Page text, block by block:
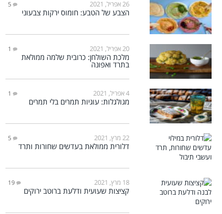
26 אפריל, 2021 5
הצבע של הטבע: חומוס ירקות צבעוני
20 אפריל, 2021 1
מלכת השולחן: כרובית שלמה ממולאת
בתרד ואפונה
4 אפריל, 2021 1
מגולגלות: עוגיות תמרים בלי תמרים
22 מרץ, 2021 5
דלורית ממולאת בעדשים שחורות ותרד
18 מרץ, 2021 19
קציצות שעועית ודלעת ברוטב ירוקים